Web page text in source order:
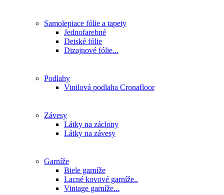
Samolepiace fólie a tapety
Jednofarebné
Detské fólie
Dizajnové fólie...
Podlahy
Vinilová podlaha Cronafloor
Závesy
Látky na záclony
Látky na závesy
Garníže
Biele garníže
Lacné kovové garníže..
Vintage garníže...